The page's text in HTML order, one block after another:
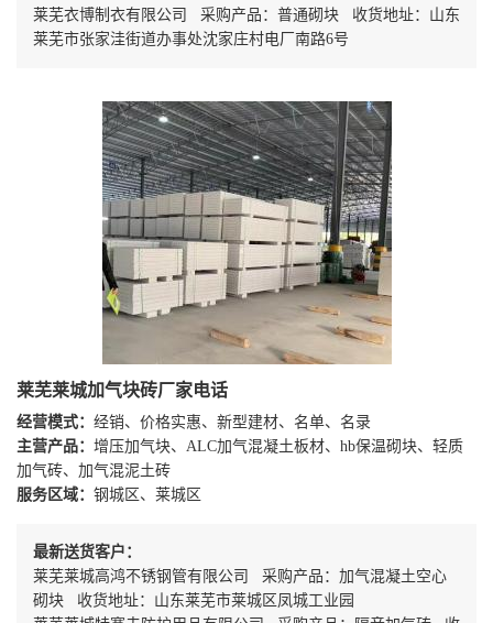
莱芜衣博制衣有限公司 采购产品：普通砌块 收货地址：山东
莱芜市张家洼街道办事处沈家庄村电厂南路6号
莱芜莱城加气块砖厂家电话
经营模式： 经销、价格实惠、新型建材、名单、名录
主营产品： 增压加气块、ALC加气混凝土板材、hb保温砌块、轻质
加气砖、加气混泥土砖
服务区域： 钢城区、莱城区
最新送货客户：
莱芜莱城高鸿不锈钢管有限公司 采购产品：加气混凝土空心
砌块 收货地址：山东莱芜市莱城区凤城工业园